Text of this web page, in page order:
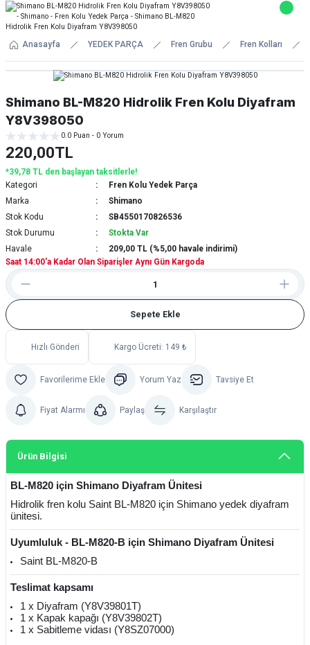
Anasayfa YEDEK PARÇA Fren Grubu Fren Kolları
Shimano BL-M820 Hidrolik Fren Kolu Diyafram
Y8V398050
0.0 Puan - 0 Yorum
220,00TL
*39,78 TL den başlayan taksitlerle!
Kategori
Fren Kolu Yedek Parça
Marka
Shimano
Stok Kodu
SB4550170826536
Stok Durumu
Stokta Var
Havale
209,00 TL (%5,00 havale indirimi)
Saat 14:00'a Kadar Olan Siparişler Aynı Gün Kargoda
Sepete Ekle
Hızlı Gönderi Kargo Ücreti: 149 ₺
Yorum Yaz Tavsiye Et
Fiyat Alarmı Paylaş Karşılaştır
Ürün Bilgisi
BL-M820 için Shimano Diyafram Ünitesi
Hidrolik fren kolu Saint BL-M820 için Shimano yedek diyafram
ünitesi.
Uyumluluk - BL-M820-B için Shimano Diyafram Ünitesi
Saint BL-M820-B
Teslimat kapsamı
1 x Diyafram (Y8V39801T)
1 x Kapak kapağı (Y8V39802T)
1 x Sabitleme vidası (Y8SZ07000)